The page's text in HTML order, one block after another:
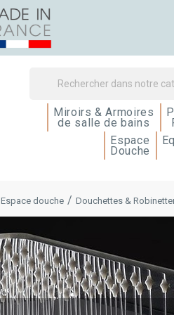
Miroirs & Armoires
de salle de bains
Espace
Douche
Espace douche Douchettes &